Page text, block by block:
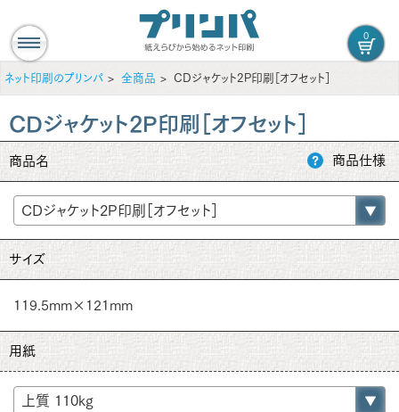
0
ネット印刷のプリンパ 全商品 CDジャケット2P印刷［オフセット］
CDジャケット2P印刷［オフセット］
商品名 商品仕様
サイズ
119.5mm×121mm
用紙